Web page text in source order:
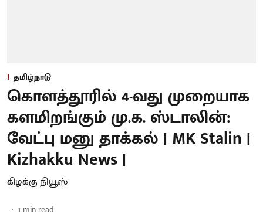
தமிழ்நாடு
கொளத்தூரில் 4-வது முறையாக
களமிறங்கும் மு.க. ஸ்டாலின்:
வேட்பு மனு தாக்கல் | MK Stalin |
Kizhakku News |
கிழக்கு நியூஸ்
1 min read